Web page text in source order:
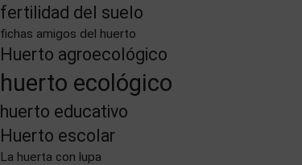
fertilidad del suelo
fichas amigos del huerto
Huerto agroecológico
huerto ecológico
huerto educativo
Huerto escolar
La huerta con lupa